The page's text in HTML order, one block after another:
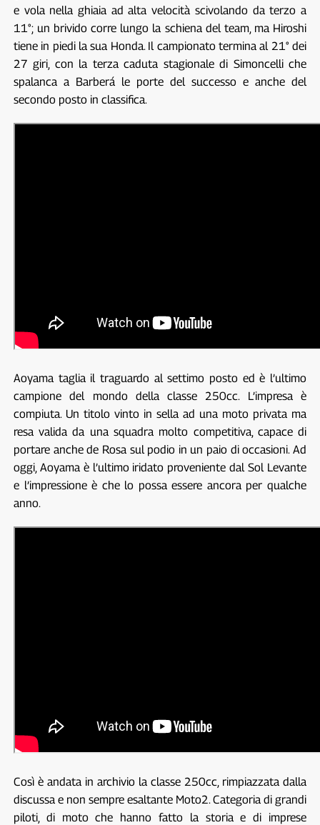
e vola nella ghiaia ad alta velocità scivolando da terzo a
11°; un brivido corre lungo la schiena del team, ma Hiroshi
tiene in piedi la sua Honda. Il campionato termina al 21° dei
27 giri, con la terza caduta stagionale di Simoncelli che
spalanca a Barberá le porte del successo e anche del
secondo posto in classifica.
Aoyama taglia il traguardo al settimo posto ed è l’ultimo
campione del mondo della classe 250cc. L’impresa è
compiuta. Un titolo vinto in sella ad una moto privata ma
resa valida da una squadra molto competitiva, capace di
portare anche de Rosa sul podio in un paio di occasioni. Ad
oggi, Aoyama è l’ultimo iridato proveniente dal Sol Levante
e l’impressione è che lo possa essere ancora per qualche
anno.
Così è andata in archivio la classe 250cc, rimpiazzata dalla
discussa e non sempre esaltante Moto2. Categoria di grandi
piloti, di moto che hanno fatto la storia e di imprese